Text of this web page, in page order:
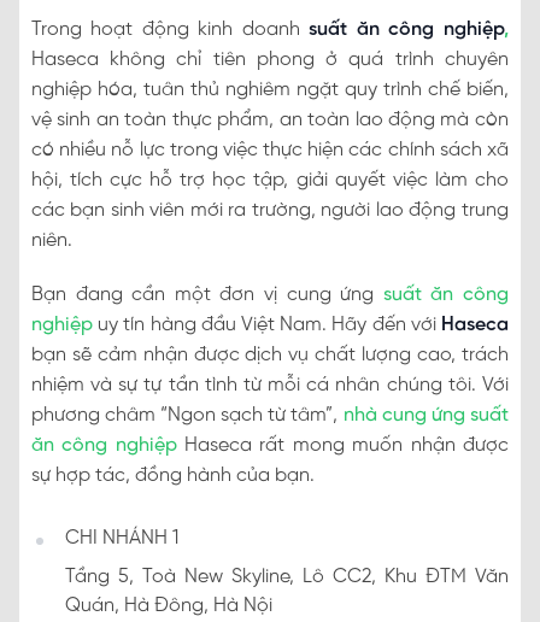
Trong hoạt động kinh doanh suất ăn công nghiệp,
Haseca không chỉ tiên phong ở quá trình chuyên
nghiệp hóa, tuân thủ nghiêm ngặt quy trình chế biến,
vệ sinh an toàn thực phẩm, an toàn lao động mà còn
có nhiều nỗ lực trong việc thực hiện các chính sách xã
hội, tích cực hỗ trợ học tập, giải quyết việc làm cho
các bạn sinh viên mới ra trường, người lao động trung
niên.
Bạn đang cần một đơn vị cung ứng suất ăn công
nghiệp uy tín hàng đầu Việt Nam. Hãy đến với Haseca
bạn sẽ cảm nhận được dịch vụ chất lượng cao, trách
nhiệm và sự tự tần tình từ mỗi cá nhân chúng tôi. Với
phương châm “Ngon sạch từ tâm”, nhà cung ứng suất
ăn công nghiệpHaseca rất mong muốn nhận được
sự hợp tác, đồng hành của bạn.
CHI NHÁNH 1
Tầng 5, Toà New Skyline, Lô CC2, Khu ĐTM Văn
Quán, Hà Đông, Hà Nội